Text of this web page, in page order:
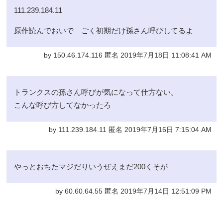
111.239.184.11
原作読んでおいで ごく初期だけ孫さん呼びしてるよ
by 150.46.174.116 匿名 2019年7月18日 11:08:41 AM
トランクスの孫さん呼びが気になって仕方ない。
こんな呼び方してなかったろ
by 111.239.184.11 匿名 2019年7月16日 7:15:04 AM
やっとおちたマジだりいうぜえまだ200くそが
by 60.60.64.55 匿名 2019年7月14日 12:51:09 PM